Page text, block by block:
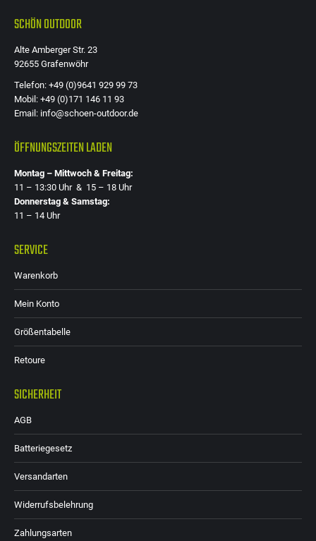
SCHÖN OUTDOOR
Alte Amberger Str. 23
92655 Grafenwöhr
Telefon: +49 (0)9641 929 99 73
Mobil: +49 (0)171 146 11 93
Email: info@schoen-outdoor.de
ÖFFNUNGSZEITEN LADEN
Montag – Mittwoch & Freitag:
11 – 13:30 Uhr & 15 – 18 Uhr
Donnerstag & Samstag:
11 – 14 Uhr
SERVICE
Warenkorb
Mein Konto
Größentabelle
Retoure
SICHERHEIT
AGB
Batteriegesetz
Versandarten
Widerrufsbelehrung
Zahlungsarten